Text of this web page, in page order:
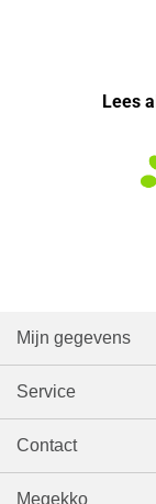
Lees
Mijn gegevens
Service
Contact
Megekko